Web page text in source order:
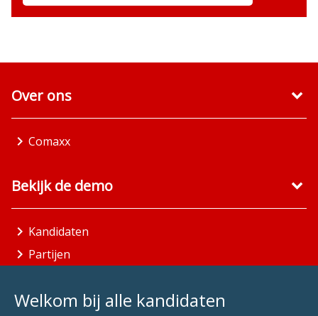
Welkom bij alle kandidaten
Over ons
Comaxx
Bekijk de demo
Kandidaten
Partijen
Aandachtsgebieden